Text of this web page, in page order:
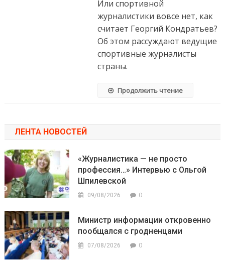
Или спортивной
журналистики вовсе нет, как
считает Георгий Кондратьев?
Об этом рассуждают ведущие
спортивные журналисты
страны.
Продолжить чтение
ЛЕНТА НОВОСТЕЙ
«Журналистика — не просто
профессия…» Интервью с Ольгой
Шпилевской
09/08/2026 0
Министр информации откровенно
пообщался с гродненцами
07/08/2026 0